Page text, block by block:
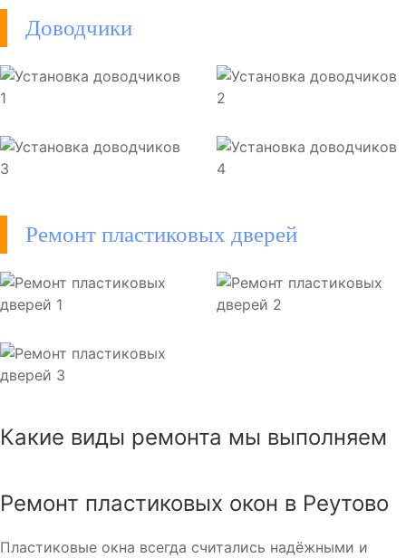
Доводчики
Ремонт пластиковых дверей
Какие виды ремонта мы выполняем
Ремонт пластиковых окон в Реутово
Пластиковые окна всегда считались надёжными и